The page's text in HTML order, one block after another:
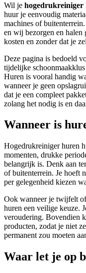
Wil je hogedrukreiniger
huur je eenvoudig
machines of
en wij bezorgen en halen
kosten en zonder dat je
Deze pagina is bedoeld
tijdelijke
Huren is vooral handig
wanneer je geen
dat je een compleet
zolang het nodig is en
Wanneer is
Hogedrukreiniger huren
momenten, drukke
belangrijk is. Denk aan
of buitenterrein. Je hoeft
per gelegenheid kiezen
Ook wanneer je twijfelt
huren een veilige keuze.
veroudering. Bovendien
producten, zodat je niet
permanent zou moeten
Waar let je op